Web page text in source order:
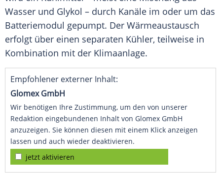
Wasser und Glykol – durch Kanäle im oder um das
Batteriemodul gepumpt. Der Wärmeaustausch
erfolgt über einen separaten Kühler, teilweise in
Kombination mit der Klimaanlage.
Empfohlener externer Inhalt:
Glomex GmbH
Wir benötigen Ihre Zustimmung, um den von unserer
Redaktion eingebundenen Inhalt von Glomex GmbH
anzuzeigen. Sie können diesen mit einem Klick anzeigen
lassen und auch wieder deaktivieren.
jetzt aktivieren